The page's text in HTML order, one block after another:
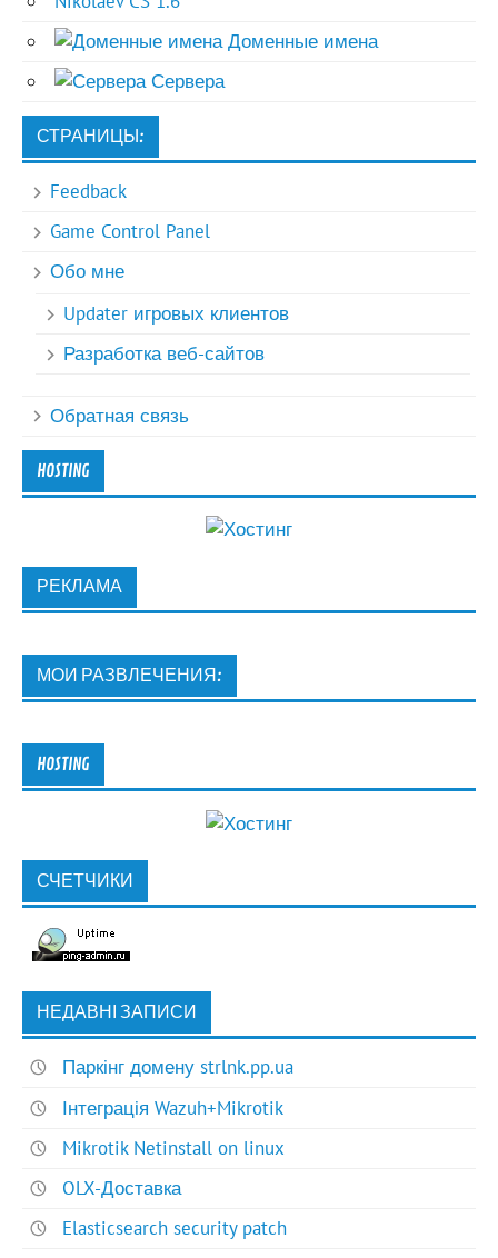
Доменные имена
Сервера
СТРАНИЦЫ:
Feedback
Game Control Panel
Обо мне
Updater игровых клиентов
Разработка веб-сайтов
Обратная связь
HOSTING
РЕКЛАМА
МОИ РАЗВЛЕЧЕНИЯ:
HOSTING
СЧЕТЧИКИ
НЕДАВНІ ЗАПИСИ
Паркінг домену strlnk.pp.ua
Інтеграція Wazuh+Mikrotik
Mikrotik Netinstall on linux
OLX-Доставка
Elasticsearch security patch